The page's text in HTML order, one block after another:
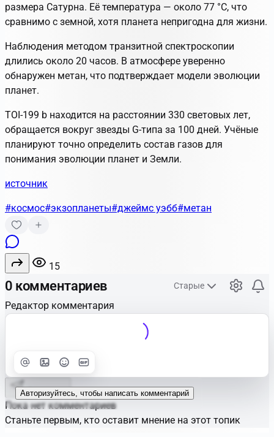
размера Сатурна. Её температура — около 77 °C, что
сравнимо с земной, хотя планета непригодна для жизни.
Наблюдения методом транзитной спектроскопии
длились около 20 часов. В атмосфере уверенно
обнаружен метан, что подтверждает модели эволюции
планет.
TOI-199 b находится на расстоянии 330 световых лет,
обращается вокруг звезды G-типа за 100 дней. Учёные
планируют точно определить состав газов для
понимания эволюции планет и Земли.
источник
#космос#экзопланеты#джеймс уэбб#метан
15
0 комментариев Старые
Редактор комментария
Улучшить
Авторизуйтесь, чтобы написать комментарий
Отправить
Пока нет комментариев
Станьте первым, кто оставит мнение на этот топик